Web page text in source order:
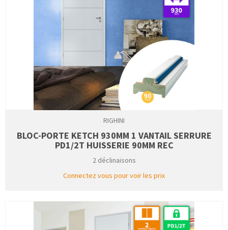
RIGHINI
BLOC-PORTE KETCH 930MM 1 VANTAIL SERRURE
PD1/2T HUISSERIE 90MM REC
2 déclinaisons
Connectez vous pour voir les prix